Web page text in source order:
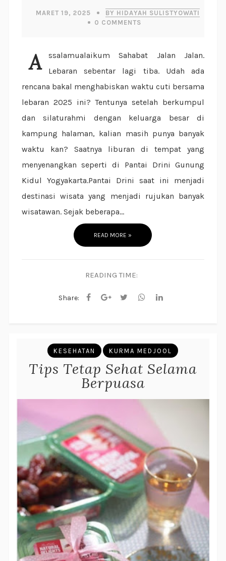
MARET 19, 2025
BY HIDAYAH SULISTYOWATI
0 COMMENTS
Assalamualaikum Sahabat Jalan Jalan.
Lebaran sebentar lagi tiba. Udah ada
rencana bakal menghabiskan waktu cuti bersama
lebaran 2025 ini? Tentunya setelah berkumpul
dan silaturahmi dengan keluarga besar di
kampung halaman, kalian masih punya banyak
waktu kan? Saatnya liburan di tempat yang
menyenangkan seperti di Pantai Drini Gunung
Kidul Yogyakarta.Pantai Drini saat ini menjadi
destinasi wisata yang menjadi rujukan banyak
wisatawan. Sejak beberapa...
READ MORE »
READING TIME:
Share:
KESEHATAN KURMA MEDJOOL
Tips Tetap Sehat Selama
Berpuasa